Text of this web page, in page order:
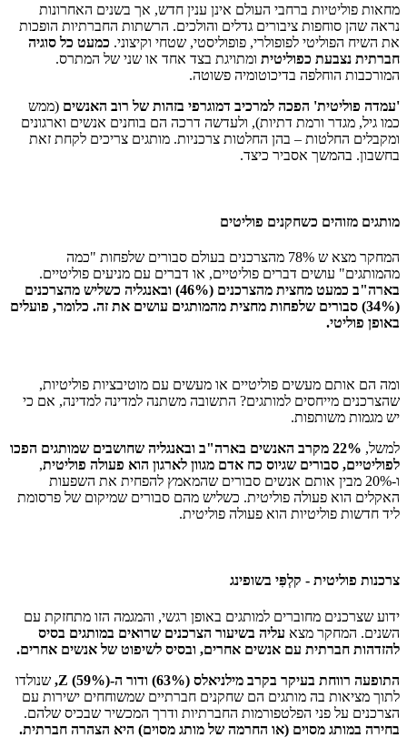
מחאות פוליטיות ברחבי העולם אינן ענין חדש, אך בשנים האחרונות
נראה שהן סוחפות ציבורים גדלים והולכים. הרשתות החברתיות הופכות
את השיח הפוליטי לפופולרי, פופוליסטי, שטחי וקיצוני. כמעט כל סוגיה
חברתית נצבעת כפוליטית ומתויגת בצד אחד או שני של המתרס.
המורכבות הוחלפה בדיכוטומיה פשוטה.
'עמדה פוליטית' הפכה למרכיב דמוגרפי בזהות של רוב האנשים (ממש
כמו גיל, מגדר ורמת דתיות), ולעדשה דרכה הם בוחנים אנשים וארגונים
ומקבלים החלטות – בהן החלטות צרכניות. מותגים צריכים לקחת זאת
בחשבון. בהמשך אסביר כיצד.
מותגים מזוהים כשחקנים פוליטים
המחקר מצא ש 78% מהצרכנים בעולם סבורים שלפחות "כמה
מהמותגים" עושים דברים פוליטיים, או דברים עם מניעים פוליטיים.
בארה"ב כמעט מחצית מהצרכנים (46%) ובאנגליה כשליש מהצרכנים
(34%) סבורים שלפחות מחצית מהמותגים עושים את זה. כלומר, פועלים
באופן פוליטי.
ומה הם אותם מעשים פוליטיים או מעשים עם מוטיבציות פוליטיות,
שהצרכנים מייחסים למותגים? התשובה משתנה למדינה למדינה, אם כי
יש מגמות משותפות.
למשל,
22% מקרב האנשים בארה"ב ובאנגליה שחושבים שמותגים הפכו
לפוליטיים, סבורים שגיוס כח אדם מגוון לארגון הוא פעולה פוליטית,
ו-20% מבין אותם אנשים סבורים שהמאמץ להפחית את השפעות
האקלים הוא פעולה פוליטית. כשליש מהם סבורים שמיקום של פרסומת
ליד חדשות פוליטיות הוא פעולה פוליטית.
צרכנות פוליטית - קלְפִּי בשופינג
ידוע שצרכנים מחוברים למותגים באופן רגשי, והמגמה הזו מתחזקת עם
השנים. המחקר מצא עליה בשיעור הצרכנים שרואים במותגים בסיס
להזדהות חברתית עם אנשים אחרים, ובסיס לשיפוט של אנשים אחרים.
התופעה רווחת בעיקר בקרב מילניאלס (63%) ודור ה-Z (59%),
שנולדו
לתוך מציאות בה מותגים הם שחקנים חברתיים שמשוחחים ישירות עם
הצרכנים על פני הפלטפורמות החברתיות ודרך המכשיר שבכיס שלהם.
בחירה במותג מסוים (או החרמה של מותג מסוים) היא הצהרה חברתית.